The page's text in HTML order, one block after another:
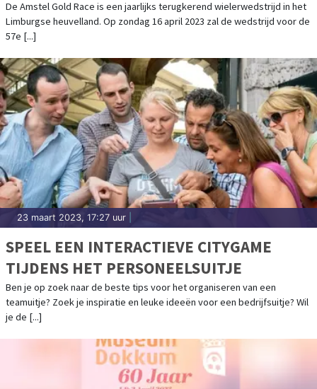
De Amstel Gold Race is een jaarlijks terugkerend wielerwedstrijd in het
Limburgse heuvelland. Op zondag 16 april 2023 zal de wedstrijd voor de
57e [...]
23 maart 2023, 17:27 uur
SPEEL EEN INTERACTIEVE CITYGAME
TIJDENS HET PERSONEELSUITJE
Ben je op zoek naar de beste tips voor het organiseren van een
teamuitje? Zoek je inspiratie en leuke ideeën voor een bedrijfsuitje? Wil
je de [...]